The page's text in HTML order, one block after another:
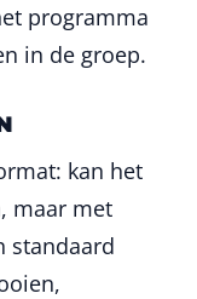
programma
in de groep.
kan het
maar met
standaard